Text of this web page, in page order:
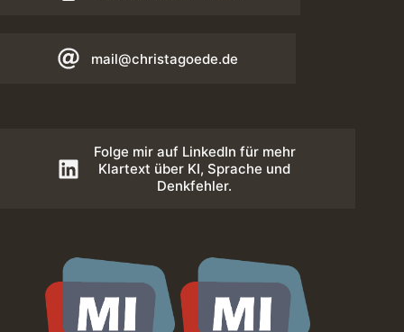
mail@christagoede.de
Folge mir auf LinkedIn für mehr
Klartext über KI, Sprache und
Denkfehler.